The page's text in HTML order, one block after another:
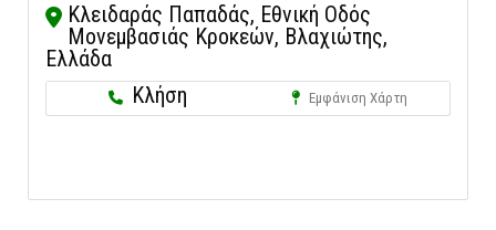
Κλειδαράς Παπαδάς, Εθνική Οδός
Μονεμβασιάς Κροκεών, Βλαχιώτης,
Ελλάδα
Κλήση
Εμφάνιση Χάρτη